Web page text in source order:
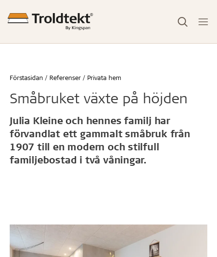
Förstasidan Referenser Privata hem
Småbruket växte på höjden
Julia Kleine och hennes familj har
förvandlat ett gammalt småbruk från
1907 till en modern och stilfull
familjebostad i två våningar.